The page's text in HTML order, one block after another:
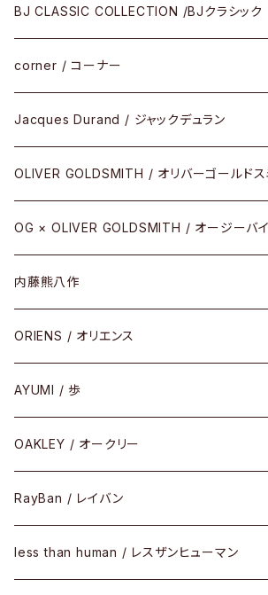
メガネ
サングラス
アパレル
その他
BJ CLASSIC COLLECTION /BJクラシック
CELLULOID（CRAFTSMAN EDITION）
SHINBARI（CRAFTSMAN EDITION）
URUSHI（CRAFTSMAN EDITION）
REVIVAL EDITION
HEAVY EDITION
COMBI （コンビシリーズ）
PREMIUM（プレミアムシリーズ）
PLASTIC（プラスティックシリーズ）
SIRMONT（サーモントシリーズ）
SUNSHIFT
corner / コーナー
リサーチシリーズ
サブリメイションシリーズ
Jacques Durand / ジャックデュラン
OLIVER GOLDSMITH / オリバーゴールドス
メタル
セル
コンビ
OG × OLIVER GOLDSMITH / オージーバイ
メタル
セル
コンビ
内藤熊八作
セル
メタル
コンビ
ORIENS / オリエンス
セルフレーム
メタルフレーム
その他
AYUMI / 歩
セルフレーム
OAKLEY / オークリー
メガネフレーム
サングラス
RayBan / レイバン
メガネフレーム
less than human / レスザンヒューマン